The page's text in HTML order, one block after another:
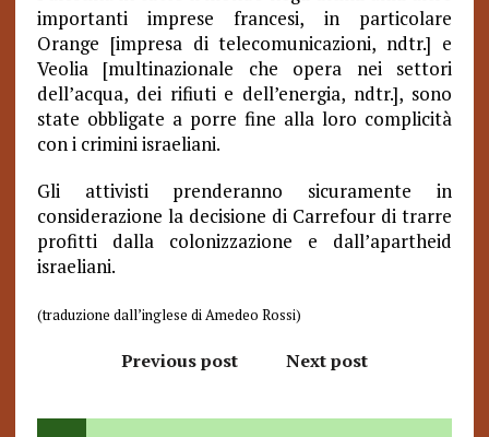
importanti imprese francesi, in particolare
Orange [impresa di telecomunicazioni, ndtr.] e
Veolia [multinazionale che opera nei settori
dell’acqua, dei rifiuti e dell’energia, ndtr.], sono
state obbligate a porre fine alla loro complicità
con i crimini israeliani.
Gli attivisti prenderanno sicuramente in
considerazione la decisione di Carrefour di trarre
profitti dalla colonizzazione e dall’apartheid
israeliani.
(traduzione dall’inglese di Amedeo Rossi)
Previous post Next post